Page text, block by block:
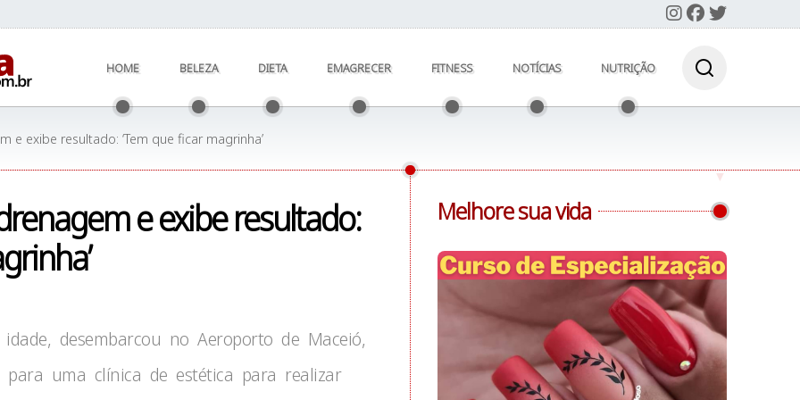
HOME BELEZA DIETA EMAGRECER FITNESS NOTÍCIAS NUTRIÇÃO
e exibe resultado: ‘Tem que ficar magrinha’
e exibe resultado:
desembarcou no Aeroporto de Maceió,
uma clínica de estética para realizar
Melhore sua vida